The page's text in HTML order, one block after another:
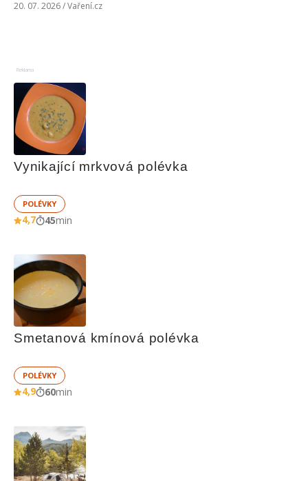
20. 07. 2026 / Vaření.cz
Reklama
Vynikající mrkvová polévka
POLÉVKY
4,7 45min
Smetanová kmínová polévka
POLÉVKY
4,9 60min